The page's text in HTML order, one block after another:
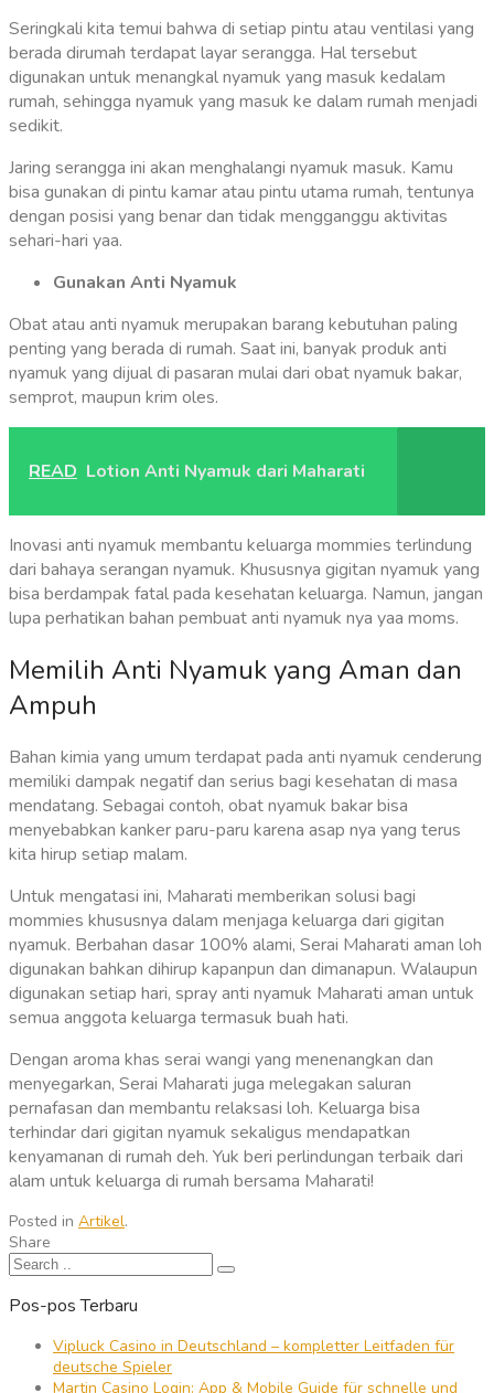
Seringkali kita temui bahwa di setiap pintu atau ventilasi yang
berada dirumah terdapat layar serangga. Hal tersebut
digunakan untuk menangkal nyamuk yang masuk kedalam
rumah, sehingga nyamuk yang masuk ke dalam rumah menjadi
sedikit.
Jaring serangga ini akan menghalangi nyamuk masuk. Kamu
bisa gunakan di pintu kamar atau pintu utama rumah, tentunya
dengan posisi yang benar dan tidak mengganggu aktivitas
sehari-hari yaa.
Gunakan Anti Nyamuk
Obat atau anti nyamuk merupakan barang kebutuhan paling
penting yang berada di rumah. Saat ini, banyak produk anti
nyamuk yang dijual di pasaran mulai dari obat nyamuk bakar,
semprot, maupun krim oles.
READ Lotion Anti Nyamuk dari Maharati
Inovasi anti nyamuk membantu keluarga mommies terlindung
dari bahaya serangan nyamuk. Khususnya gigitan nyamuk yang
bisa berdampak fatal pada kesehatan keluarga. Namun, jangan
lupa perhatikan bahan pembuat anti nyamuk nya yaa moms.
Memilih Anti Nyamuk yang Aman dan
Ampuh
Bahan kimia yang umum terdapat pada anti nyamuk cenderung
memiliki dampak negatif dan serius bagi kesehatan di masa
mendatang. Sebagai contoh, obat nyamuk bakar bisa
menyebabkan kanker paru-paru karena asap nya yang terus
kita hirup setiap malam.
Untuk mengatasi ini, Maharati memberikan solusi bagi
mommies khususnya dalam menjaga keluarga dari gigitan
nyamuk. Berbahan dasar 100% alami, Serai Maharati aman loh
digunakan bahkan dihirup kapanpun dan dimanapun. Walaupun
digunakan setiap hari, spray anti nyamuk Maharati aman untuk
semua anggota keluarga termasuk buah hati.
Dengan aroma khas serai wangi yang menenangkan dan
menyegarkan, Serai Maharati juga melegakan saluran
pernafasan dan membantu relaksasi loh. Keluarga bisa
terhindar dari gigitan nyamuk sekaligus mendapatkan
kenyamanan di rumah deh. Yuk beri perlindungan terbaik dari
alam untuk keluarga di rumah bersama Maharati!
Posted in Artikel.
Share
Pos-pos Terbaru
Vipluck Casino in Deutschland – kompletter Leitfaden für
deutsche Spieler
Martin Casino Login: App & Mobile Guide für schnelle und